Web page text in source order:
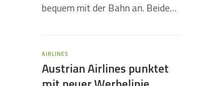
bequem mit der Bahn an. Beide…
AIRLINES
Austrian Airlines punktet